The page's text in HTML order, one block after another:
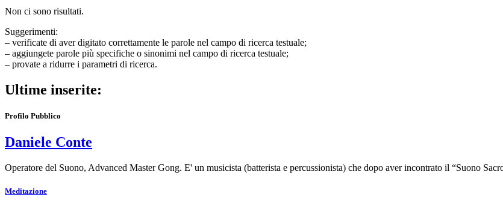
Non ci sono risultati.
Suggerimenti:
– verificate di aver digitato correttamente le parole nel campo di ricerca testuale;
– aggiungete parole più specifiche o sinonimi nel campo di ricerca testuale;
– provate a ridurre i parametri di ricerca.
Ultime inserite:
Profilo Pubblico
Daniele Conte
Operatore del Suono, Advanced Master Gong. E' un musicista (batterista e percussionista) che dopo aver incontrato il “Suono
Meditazione